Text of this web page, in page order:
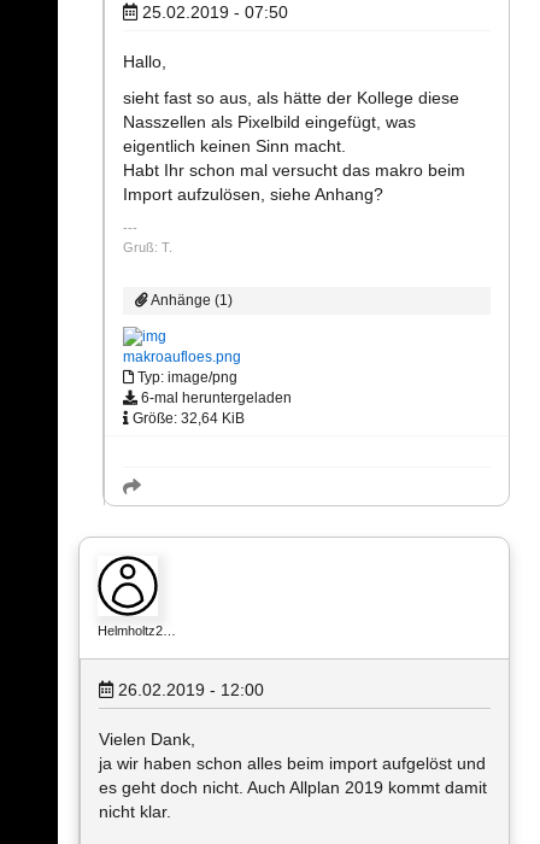
25.02.2019 - 07:50
Hallo,
sieht fast so aus, als hätte der Kollege diese
Nasszellen als Pixelbild eingefügt, was
eigentlich keinen Sinn macht.
Habt Ihr schon mal versucht das makro beim
Import aufzulösen, siehe Anhang?
Gruß: T.
Anhänge (1)
makroaufloes.png
Typ: image/png
6-mal heruntergeladen
Größe: 32,64 KiB
Helmholtz2…
26.02.2019 - 12:00
Vielen Dank,
ja wir haben schon alles beim import aufgelöst und
es geht doch nicht. Auch Allplan 2019 kommt damit
nicht klar.